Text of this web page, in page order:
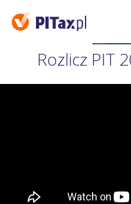
Rozlicz PIT